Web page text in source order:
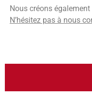
Nous créons
N’hésitez pas à nous